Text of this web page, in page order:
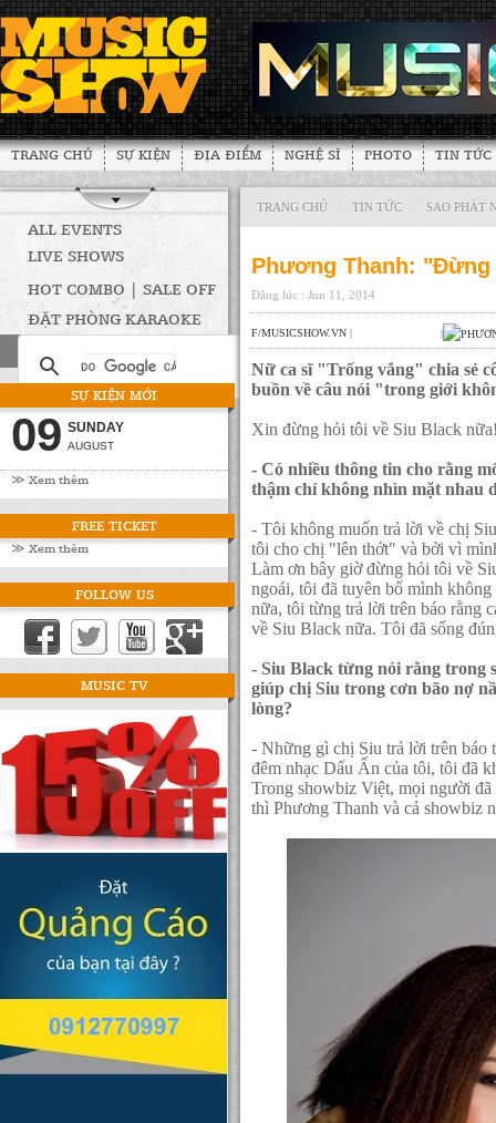
TRANG CHỦ SỰ KIỆN ĐỊA ĐIỂM NGHỆ SĨ PHOTO TIN TỨC
ALL EVENTS
LIVE SHOWS
HOT COMBO | SALE OFF
ĐẶT PHÒNG KARAOKE
SỰ KIỆN MỚI
09 SUNDAY
AUGUST
≫ Xem thêm
FREE TICKET
≫ Xem thêm
FOLLOW US
MUSIC TV
TRANG CHỦ / TIN TỨC / SAO PHÁT
Phương Thanh:
Đăng lúc : Jun 11, 2014
F/MUSICSHOW.VN | |
Nữ ca sĩ "Trống vắng" chia sẻ
buồn về câu nói "trong giới
Xin đừng hỏi tôi về Siu Black
- Có nhiều thông tin cho rằng
thậm chí không nhìn mặt nhau
- Tôi không muốn trả lời về chị
tôi cho chị "lên thớt" và bởi vì
Làm ơn bây giờ đừng hỏi tôi về
ngoái, tôi đã tuyên bố mình
nữa, tôi từng trả lời trên báo rằng
về Siu Black nữa. Tôi đã sống
- Siu Black từng nói rằng trong
giúp chị Siu trong cơn bão nợ
lòng?
- Những gì chị Siu trả lời trên báo
đêm nhạc Dấu Ấn của tôi, tôi đã
Trong showbiz Việt, mọi người
thì Phương Thanh và cả showbiz